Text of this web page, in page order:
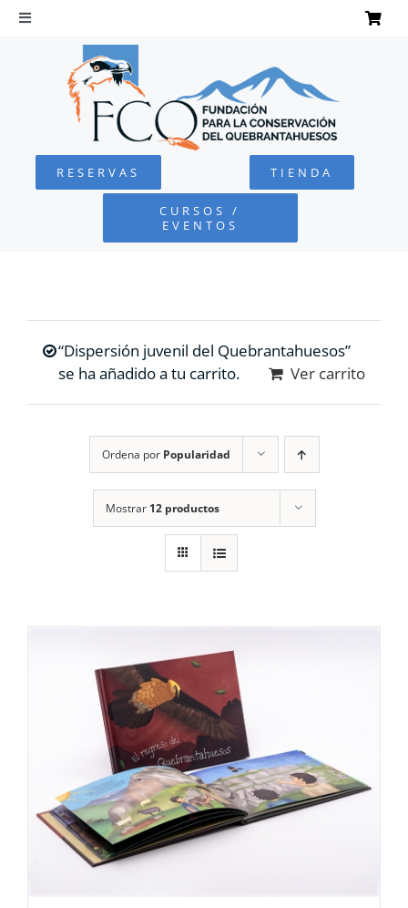
Saltar
Toggle
Navigation
QUEBRANTAHUESOS
FUNDACIÓN
COLABORA
RESERVAS TIENDA
CURSOS /
EVENTOS
“Dispersión juvenil del Quebrantahuesos”
se ha añadido a tu carrito.
Ver carrito
Ordena por Popularidad
Mostrar 12 productos